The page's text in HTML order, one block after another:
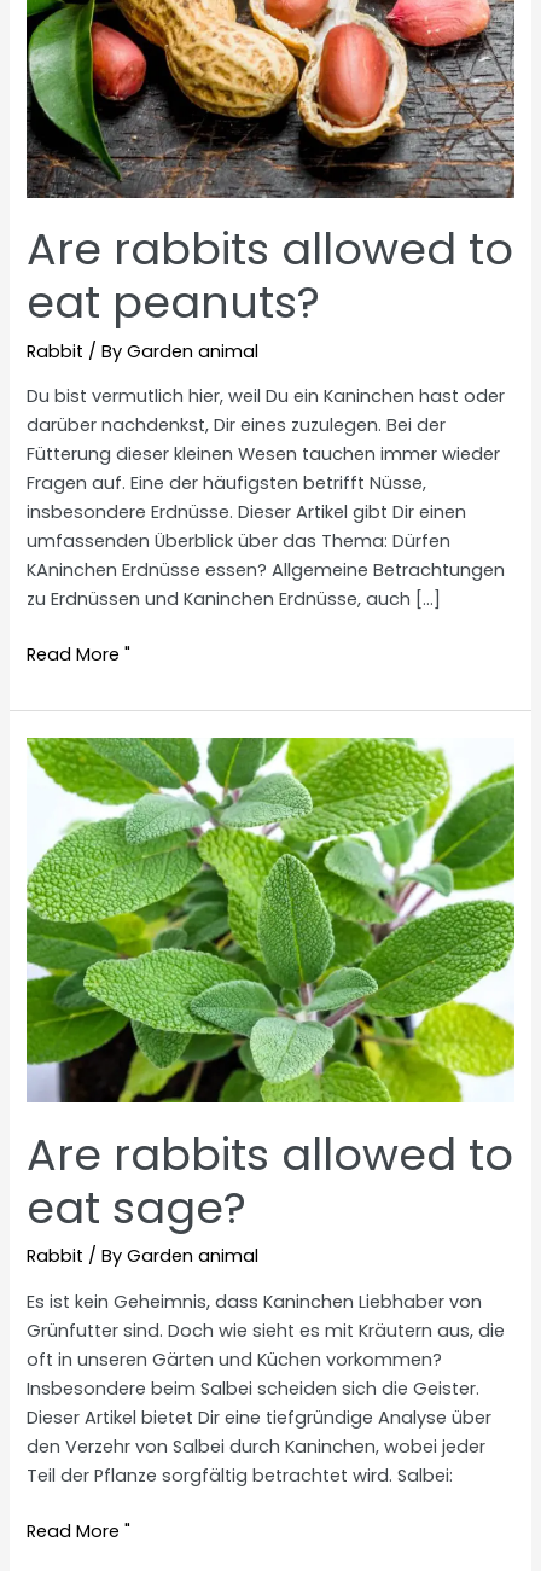
Are rabbits allowed to
eat peanuts?
Rabbit / ByGarden animal
Du bist vermutlich hier, weil Du ein Kaninchen hast oder
darüber nachdenkst, Dir eines zuzulegen. Bei der
Fütterung dieser kleinen Wesen tauchen immer wieder
Fragen auf. Eine der häufigsten betrifft Nüsse,
insbesondere Erdnüsse. Dieser Artikel gibt Dir einen
umfassenden Überblick über das Thema: Dürfen
KAninchen Erdnüsse essen? Allgemeine Betrachtungen
zu Erdnüssen und Kaninchen Erdnüsse, auch […]
Are
allowed
to
eat
peanuts?
Read More "
Are rabbits allowed to
eat sage?
Rabbit / ByGarden animal
Es ist kein Geheimnis, dass Kaninchen Liebhaber von
Grünfutter sind. Doch wie sieht es mit Kräutern aus, die
oft in unseren Gärten und Küchen vorkommen?
Insbesondere beim Salbei scheiden sich die Geister.
Dieser Artikel bietet Dir eine tiefgründige Analyse über
den Verzehr von Salbei durch Kaninchen, wobei jeder
Teil der Pflanze sorgfältig betrachtet wird. Salbei:
Are
Read More "